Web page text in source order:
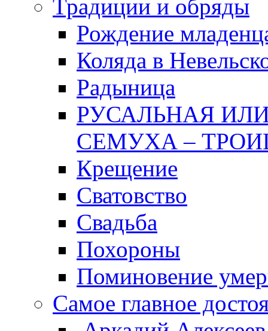
Традиции и обряды
Рождение
Коляда в
Радыница
РУСАЛЬНАЯ
СЕМУХА –
Крещение
Сватовство
Свадьба
Похороны
Поминовение
Самое главное